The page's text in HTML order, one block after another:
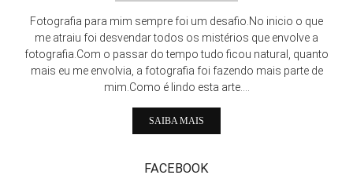
Fotografia para mim sempre foi um desafio.No inicio o que
me atraiu foi desvendar todos os mistérios que envolve a
fotografia.Com o passar do tempo tudo ficou natural, quanto
mais eu me envolvia, a fotografia foi fazendo mais parte de
mim.Como é lindo esta arte....
SAIBA MAIS
FACEBOOK